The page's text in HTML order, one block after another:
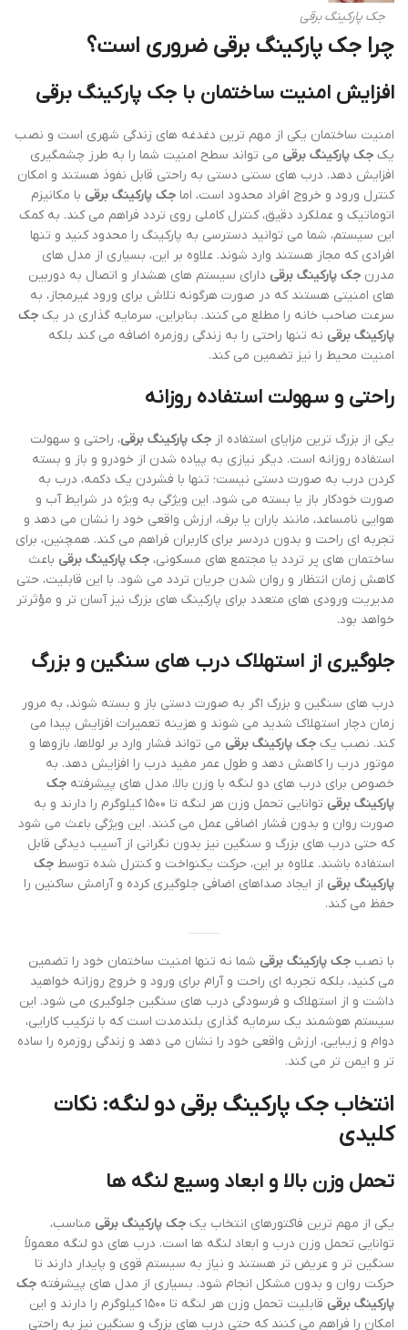
جک پارکینگ برقی‎
چرا جک پارکینگ برقی ضروری است؟
افزایش امنیت ساختمان با جک پارکینگ برقی
امنیت ساختمان یکی از مهم ترین دغدغه های زندگی شهری است و نصب
یک جک پارکینگ برقی می تواند سطح امنیت شما را به طرز چشمگیری
افزایش دهد. درب های سنتی دستی به راحتی قابل نفوذ هستند و امکان
کنترل ورود و خروج افراد محدود است، اما جک پارکینگ برقی با مکانیزم
اتوماتیک و عملکرد دقیق، کنترل کاملی روی تردد فراهم می کند. به کمک
این سیستم، شما می توانید دسترسی به پارکینگ را محدود کنید و تنها
افرادی که مجاز هستند وارد شوند. علاوه بر این، بسیاری از مدل های
مدرن جک پارکینگ برقی دارای سیستم های هشدار و اتصال به دوربین
های امنیتی هستند که در صورت هرگونه تلاش برای ورود غیرمجاز، به
سرعت صاحب خانه را مطلع می کنند. بنابراین، سرمایه گذاری در یک جک
پارکینگ برقی نه تنها راحتی را به زندگی روزمره اضافه می کند بلکه
امنیت محیط را نیز تضمین می کند.
راحتی و سهولت استفاده روزانه
یکی از بزرگ ترین مزایای استفاده از جک پارکینگ برقی، راحتی و سهولت
استفاده روزانه است. دیگر نیازی به پیاده شدن از خودرو و باز و بسته
کردن درب به صورت دستی نیست؛ تنها با فشردن یک دکمه، درب به
صورت خودکار باز یا بسته می شود. این ویژگی به ویژه در شرایط آب و
هوایی نامساعد، مانند باران یا برف، ارزش واقعی خود را نشان می دهد و
تجربه ای راحت و بدون دردسر برای کاربران فراهم می کند. همچنین، برای
ساختمان های پر تردد یا مجتمع های مسکونی، جک پارکینگ برقی باعث
کاهش زمان انتظار و روان شدن جریان تردد می شود. با این قابلیت، حتی
مدیریت ورودی های متعدد برای پارکینگ های بزرگ نیز آسان تر و مؤثرتر
خواهد بود.
جلوگیری از استهلاک درب های سنگین و بزرگ
درب های سنگین و بزرگ اگر به صورت دستی باز و بسته شوند، به مرور
زمان دچار استهلاک شدید می شوند و هزینه تعمیرات افزایش پیدا می
کند. نصب یک جک پارکینگ برقی می تواند فشار وارد بر لولاها، بازوها و
موتور درب را کاهش دهد و طول عمر مفید درب را افزایش دهد. به
خصوص برای درب های دو لنگه با وزن بالا، مدل های پیشرفته جک
پارکینگ برقی
توانایی تحمل وزن هر لنگه تا ۱۵۰۰ کیلوگرم را دارند و به
صورت روان و بدون فشار اضافی عمل می کنند. این ویژگی باعث می شود
که حتی درب های بزرگ و سنگین نیز بدون نگرانی از آسیب دیدگی قابل
استفاده باشند. علاوه بر این، حرکت یکنواخت و کنترل شده توسط جک
پارکینگ برقی از ایجاد صداهای اضافی جلوگیری کرده و آرامش ساکنین را
حفظ می کند.
با نصب جک پارکینگ برقی شما نه تنها امنیت ساختمان خود را تضمین
می کنید، بلکه تجربه ای راحت و آرام برای ورود و خروج روزانه خواهید
داشت و از استهلاک و فرسودگی درب های سنگین جلوگیری می شود. این
سیستم هوشمند یک سرمایه گذاری بلندمدت است که با ترکیب کارایی،
دوام و زیبایی، ارزش واقعی خود را نشان می دهد و زندگی روزمره را ساده
تر و ایمن تر می کند.
انتخاب جک پارکینگ برقی دو لنگه: نکات
کلیدی
تحمل وزن بالا و ابعاد وسیع لنگه ها
یکی از مهم ترین فاکتورهای انتخاب یک جک پارکینگ برقی مناسب،
توانایی تحمل وزن درب و ابعاد لنگه ها است. درب های دو لنگه معمولاً
سنگین تر و عریض تر هستند و نیاز به سیستم قوی و پایدار دارند تا
حرکت روان و بدون مشکل انجام شود. بسیاری از مدل های پیشرفته جک
پارکینگ برقی
قابلیت تحمل وزن هر لنگه تا ۱۵۰۰ کیلوگرم را دارند و این
امکان را فراهم می کنند که حتی درب های بزرگ و سنگین نیز به راحتی